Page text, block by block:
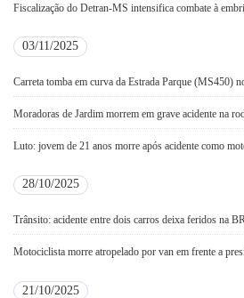
Fiscalização do Detran-MS intensifica combate à
03/11/2025
Carreta tomba em curva da Estrada Parque (MS450)
Moradoras de Jardim morrem em grave acidente na
Luto: jovem de 21 anos morre após acidente como
28/10/2025
Trânsito: acidente entre dois carros deixa feridos na
Motociclista morre atropelado por van em frente a
21/10/2025